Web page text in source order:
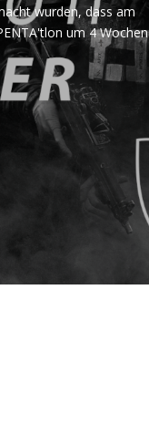
wurden, dass am
um 4 Wochen